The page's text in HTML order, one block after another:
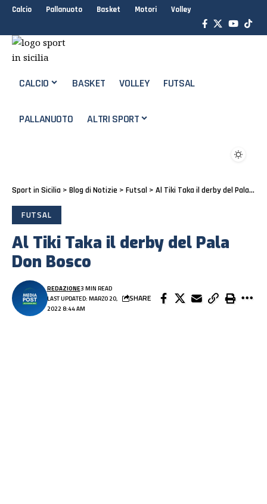
Calcio Pallanuoto Basket Motori Volley
CALCIO BASKET VOLLEY FUTSAL
PALLANUOTO ALTRI SPORT
Sport in Sicilia > Blog di Notizie > Futsal > Al Tiki Taka il derby del Pala Don Bosco
FUTSAL
Al Tiki Taka il derby del Pala
Don Bosco
LAST UPDATED: MARZO 20,
2022 8:44 AM
REDAZIONE3 MIN READ
SHARE